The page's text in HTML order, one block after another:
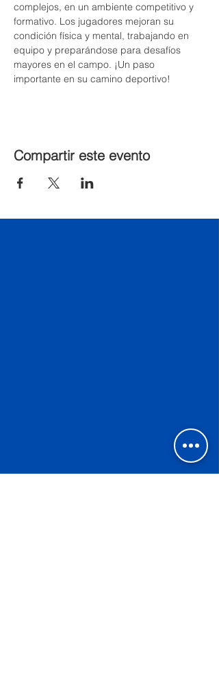
complejos, en un ambiente competitivo y
formativo. Los jugadores mejoran su
condición física y mental, trabajando en
equipo y preparándose para desafíos
mayores en el campo. ¡Un paso
importante en su camino deportivo!
Compartir este evento